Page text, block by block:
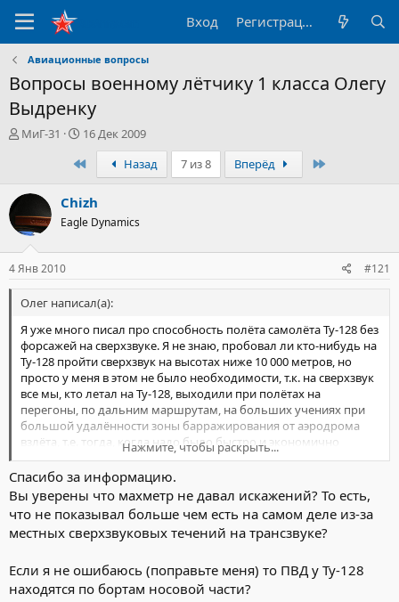
Вход Регистрация
Авиационные вопросы
Вопросы военному лётчику 1 класса Олегу
Выдренку
А
р
т
е
м
ы
МиГ-31
Д
т
н
а
ч
16 Дек 2009
ПервыйНазад 7 из 8 Вперёд
Chizh
Eagle Dynamics
4 Янв 2010 #121
Олег написал(а):
Я уже много писал про способность полёта самолёта Ту-128 без
форсажей на сверхзвуке. Я не знаю, пробовал ли кто-нибудь на
Ту-128 пройти сверхзвук на высотах ниже 10 000 метров, но
просто у меня в этом не было необходимости, т.к. на сверхзвук
все мы, кто летал на Ту-128, выходили при полётах на
перегоны, по дальним маршрутам, на больших учениях при
большой удалённости зоны барражирования от аэродрома
взлёта, т.е. тогда, когда надо было быстро и экономично
добраться на большое удаление от аэродрома. А обычно
такой полёт выполнялся на высотах от 10 000м. Просто на таких
высотах более экономичный режим полёта.
После взлёта и набора высоты эшелона полёта, в горизонте
устанавливали обороты 97%, через некоторое время стрелка
указателя числаМподходила к единице и, немного вздрогнув
на сверхзвуковую), переходила через единицу, вырастала до
М=1.05 (может чуть побольше или поменьше), прибираешь
Нажмите, чтобы раскрыть...
Спасибо за информацию.
Вы уверены что махметр не давал искажений? То есть,
что не показывал больше чем есть на самом деле из-за
местных сверхзвуковых течений на трансзвуке?
Если я не ошибаюсь (поправьте меня) то ПВД у Ту-128
находятся по бортам носовой части?